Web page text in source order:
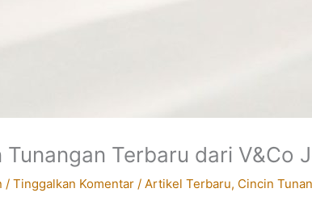
Tunangan Terbaru dari V&Co
/ Tinggalkan Komentar / Artikel Terbaru, Cincin